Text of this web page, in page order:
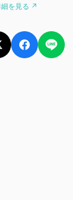
細を見る ↗